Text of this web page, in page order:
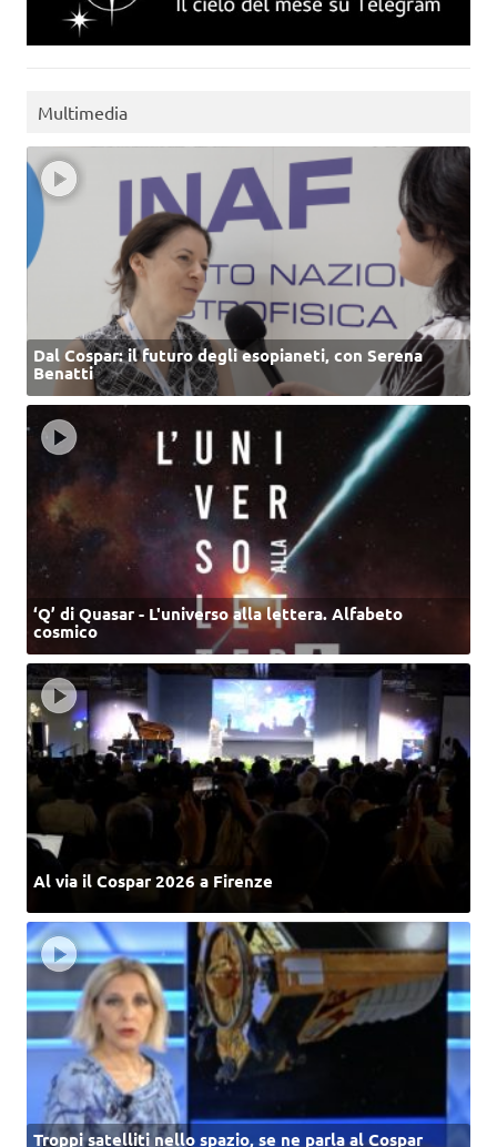
Multimedia
Dal Cospar: il futuro degli esopianeti, con Serena
Benatti
‘Q’ di Quasar - L'universo alla lettera. Alfabeto
cosmico
Al via il Cospar 2026 a Firenze
Troppi satelliti nello spazio, se ne parla al Cospar